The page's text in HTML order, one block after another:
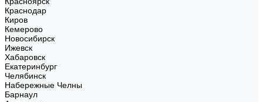
Краснодар
Киров
Кемерово
Новосибирск
Ижевск
Хабаровск
Екатеринбург
Челябинск
Набережные Челны
Барнаул